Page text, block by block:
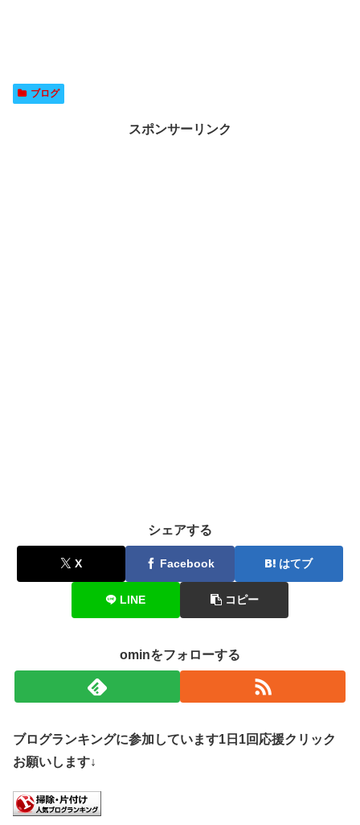
ブログ
スポンサーリンク
シェアする
X Facebook はてブ
LINE コピー
ominをフォローする
ブログランキングに参加しています1日1回応援クリック
お願いします↓